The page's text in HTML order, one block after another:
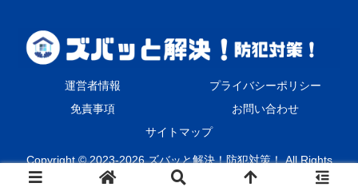
運営者情報
プライバシーポリシー
免責事項
お問い合わせ
サイトマップ
Copyright © 2023-2026 ズバッと解決！防犯対策！ All Rights
Reserved.